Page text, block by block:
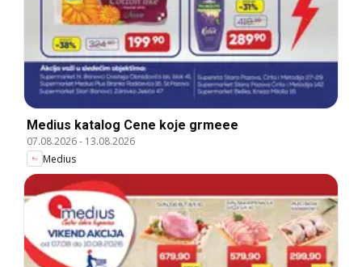
Medius katalog Cene koje grmeee
07.08.2026- 13.08.2026
Medius